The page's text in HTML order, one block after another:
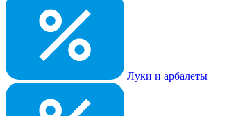
Луки и арбалеты